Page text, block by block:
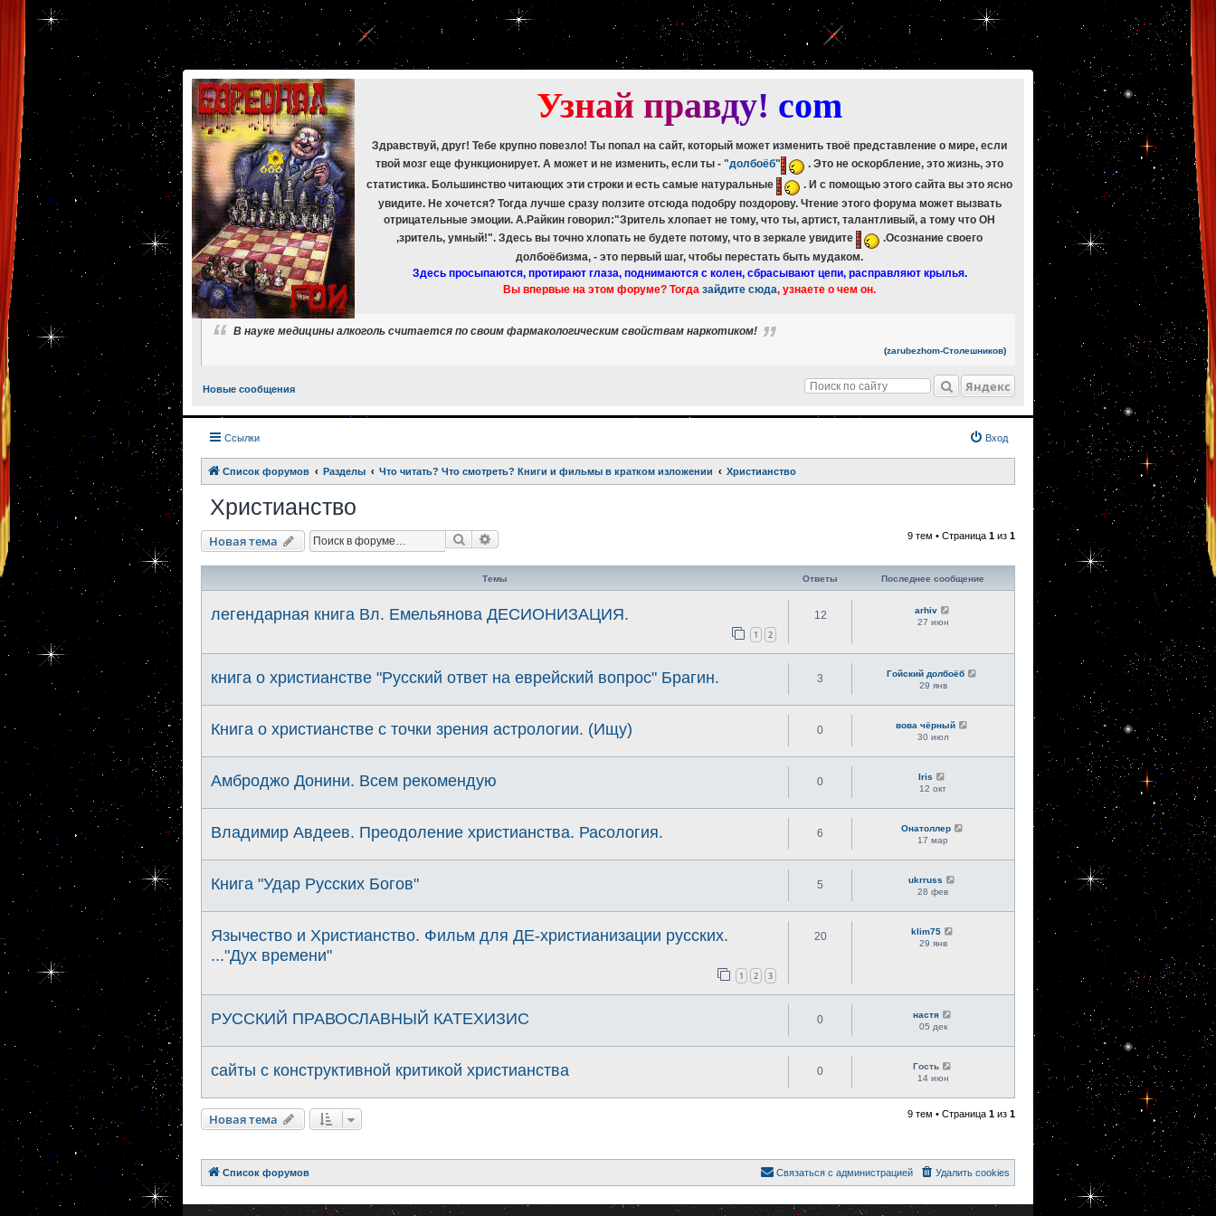
[phpBB Debug] PHP Warning : in file [ROOT]/phpbb/db/driver/mysqli.php
mysqli_fetch_assoc(): Couldn't fetch mysqli_result
[phpBB Debug] PHP Warning
[ROOT]/phpbb/db/driver/mysqli.php
mysqli_free_result(): Couldn't fetch mysqli_result
[phpBB Debug] PHP Warning
: in file [ROOT]/phpbb/db/driver/mysqli.php 265 :mysqli_fetch_assoc(): Couldn't fetch mysqli_result
[phpBB Debug] PHP Warning
: in file [ROOT]/phpbb/db/driver/mysqli.php on line 329 :mysqli_free_result(): Couldn't fetch mysqli_result
[phpBB Debug] PHP Warning
[ROOT]/phpbb/db/driver/mysqli.php on line 265 : mysqli_fetch_assoc(): Couldn't fetch mysqli_result
[phpBB Debug] PHP Warning
[ROOT]/phpbb/db/driver/mysqli.php on line mysqli_free_result(): Couldn't fetch mysqli_result
Узнай правду! com
Здравствуй, друг! Тебе крупно повезло! Ты попал на сайт, который может изменить твоё представление о мире, если
твой мозг еще функционирует. А может и не изменить, если ты - "долбоёб"
. Это не оскорбление, это жизнь, это
статистика. Большинство читающих эти строки и есть самые натуральные
. И с помощью этого сайта вы это ясно
увидите. Не хочется? Тогда лучше сразу ползите отсюда подобру поздорову. Чтение этого форума может вызвать
отрицательные эмоции. А.Райкин говорил:"Зритель хлопает не тому, что ты, артист, талантливый, а тому что ОН
,зритель, умный!". Здесь вы точно хлопать не будете потому, что в зеркале увидите
.Осознание своего
долбоёбизма, - это первый шаг, чтобы перестать быть мудаком.
Здесь просыпаются, протирают глаза, поднимаются с колен, сбрасывают цепи, расправляют крылья.
Вы впервые на этом форуме? Тогда зайдите сюда, узнаете о чем он.
В науке медицины алкоголь считается по своим фармакологическим свойствам наркотиком!
(zarubezhom-Столешников)
Новые сообщения Яндекс
Ссылки Вход
Список форумов Разделы Что читать? Что смотреть? Книги и фильмы в кратком изложении Христианство
Христианство
Новая тема Поиск 9 тем • Страница 1 из 1
Темы Ответы Последнее сообщение
легендарная книга Вл. Емельянова ДЕСИОНИЗАЦИЯ.
1 2
12
arhiv
27 июн
книга о христианстве "Русский ответ на еврейский вопрос" Брагин. 3
Гойский долбоёб
29 янв
Книга о христианстве с точки зрения астрологии. (Ищу) 0
вова чёрный
30 июл
Амброджо Донини. Всем рекомендую 0
Iris
12 окт
Владимир Авдеев. Преодоление христианства. Расология. 6
Онатоллер
17 мар
Книга "Удар Русских Богов" 5
ukrruss
28 фев
Язычество и Христианство. Фильм для ДЕ-христианизации русских.
..."Дух времени"
1 2 3
20
klim75
29 янв
РУССКИЙ ПРАВОСЛАВНЫЙ КАТЕХИЗИС 0
настя
05 дек
сайты с конструктивной критикой христианства 0
Гость
14 июн
Новая тема 9 тем • Страница 1 из 1
Список форумов Удалить cookies
Связаться с администрацией